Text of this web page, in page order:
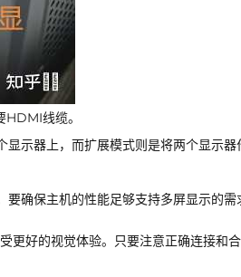
线缆。
示器上，而扩展模式则是将两个显示器
确保主机的性能足够支持多屏显示的需
更好的视觉体验。只要注意正确连接和